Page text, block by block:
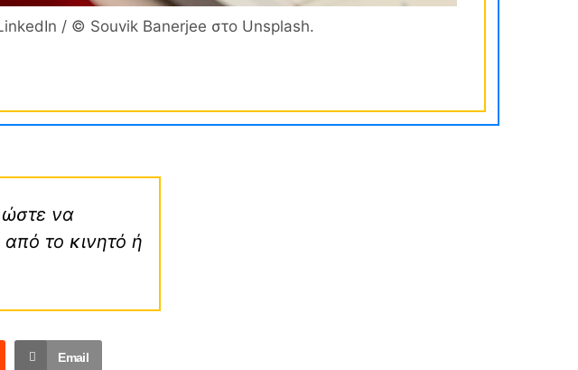
/ © Souvik Banerjee στο Unsplash.
να
το κινητό ή
Email